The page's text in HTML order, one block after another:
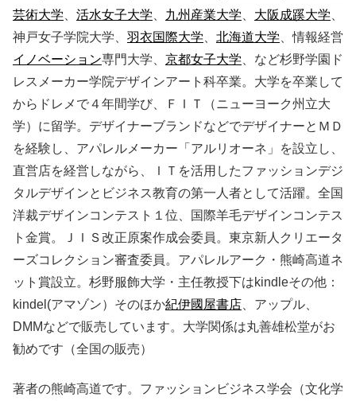
芸術大学
活水女子大学 九州産業大学 大阪成蹊大学
神戸女子学院大学、 羽衣国際大学 北海道大学 、情報経営
イノベーション専門大学、 京都女子大学 、など杉野学園ド
レスメーカー学院デザインアート科卒業。大学を卒業して
からドレメで４年間学び、ＦＩＴ（ニューヨーク州立大
学）に留学。デザイナーブランドなどでデザイナーとＭＤ
を経験し、アパレルメーカー「アルリオーネ」を設立し、
直営店を経営しながら、ＩＴを活用したファッションデジ
タルデザインとビジネス教育の第一人者として活躍。全国
洋裁デザインコンテスト１位、国際羊毛デザインコンテス
ト金賞。ＪＩＳ改正原案作成会委員。東京新人クリエータ
ーズコレクション審査委員。アパレルアーク・熊崎高道ネ
ット賞設立。杉野服飾大学・主任教授下はkindleその他：
kindel(アマゾン）そのほか紀伊國屋書店 、アップル、
DMMなどで販売しています。大学関係は丸善雄松堂がお
勧めです（全国の販売）
著者の熊崎高道です。ファッションビジネス学会（文化学